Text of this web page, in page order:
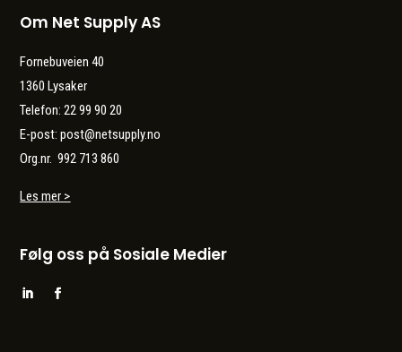
Om Net Supply AS
Fornebuveien 40
1360 Lysaker
Telefon: 22 99 90 20
E-post: post@netsupply.no
Org.nr. 992 713 860
Les mer >
Følg oss på Sosiale Medier